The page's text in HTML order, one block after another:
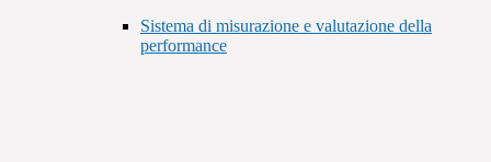
Sistema di misurazione e valutazione della
performance